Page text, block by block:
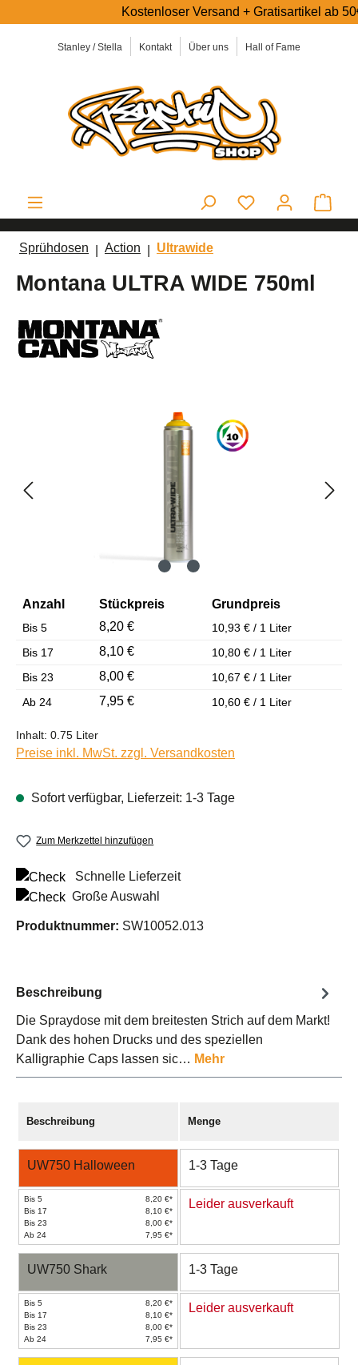
Stanley / Stella Kontakt Über uns Hall of Fame
Kostenloser Versand + Gratisartikel ab 50€
Sprühdosen Action Ultrawide
Montana ULTRA WIDE 750ml
Anzahl Stückpreis Grundpreis
Bis 5 8,20 €
10,93 € / 1 Liter
Bis 17 8,10 €
10,80 € / 1 Liter
Bis 23 8,00 €
10,67 € / 1 Liter
Ab 24 7,95 € 10,60 € / 1 Liter
Inhalt: 0.75 Liter
Preise inkl. MwSt. zzgl. Versandkosten
Sofort verfügbar, Lieferzeit: 1-3 Tage
Zum Merkzettel hinzufügen
Schnelle Lieferzeit
Große Auswahl
Produktnummer: SW10052.013
Beschreibung
Die Spraydose mit dem breitesten Strich auf dem Markt!
Dank des hohen Drucks und des speziellen
Kalligraphie Caps lassen sic… Mehr
Beschreibung Menge
UW750 Halloween 1-3 Tage
Bis 5
8,20 €*
Bis 17
8,10 €*
Bis 23
8,00 €*
Ab 24
7,95 €*
Leider ausverkauft
UW750 Shark 1-3 Tage
Bis 5
8,20 €*
Bis 17
8,10 €*
Bis 23
8,00 €*
Ab 24
7,95 €*
Leider ausverkauft